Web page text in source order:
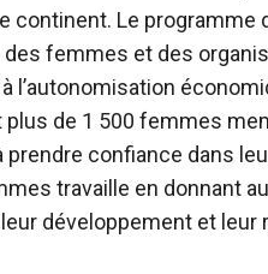
continent. Le
des femmes et des
l’autonomisation
de 1 500 femmes
confiance dans
travaille en donnant
développement et leur